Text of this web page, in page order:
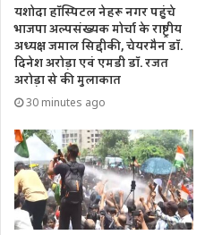
यशोदा हॉस्पिटल नेहरू नगर पहुंचे
भाजपा अल्पसंख्यक मोर्चा के राष्ट्रीय
अध्यक्ष जमाल सिद्दीकी, चेयरमैन डॉ.
दिनेश अरोड़ा एवं एमडी डॉ. रजत
अरोड़ा से की मुलाकात
30 minutes ago